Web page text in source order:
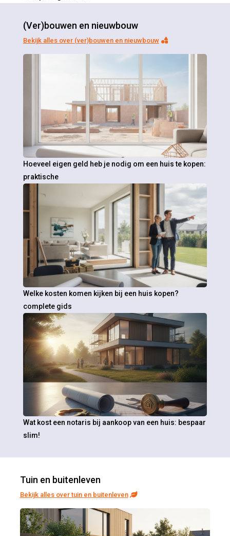
(Ver)bouwen en nieuwbouw
Bekijk alles over (ver)bouwen en nieuwbouw
Hoeveel eigen geld heb je nodig om een huis te kopen:
praktische
Welke kosten komen kijken bij een huis kopen?
complete gids
Wat kost een notaris bij aankoop van een huis: bespaar
slim!
Tuin en buitenleven
Bekijk alles over tuin en buitenleven